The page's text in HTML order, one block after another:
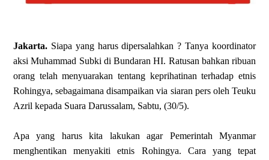
Jakarta. Siapa yang harus dipersalahkan ? Tanya koordinator
aksi Muhammad Subki di Bundaran HI. Ratusan bahkan ribuan
orang telah menyuarakan tentang keprihatinan terhadap etnis
Rohingya, sebagaimana disampaikan via siaran pers oleh Teuku
Azril kepada Suara Darussalam, Sabtu, (30/5).
Apa yang harus kita lakukan agar Pemerintah Myanmar
menghentikan menyakiti etnis Rohingya. Cara yang tepat